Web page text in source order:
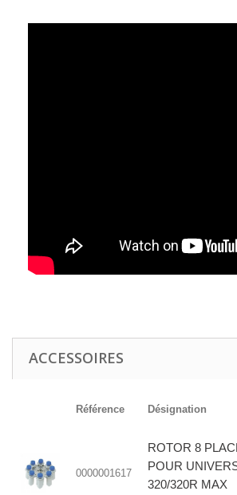
ACCESSOIRES
Référence Désignation
0000001617
ROTOR 8
POUR
320/320R MAX